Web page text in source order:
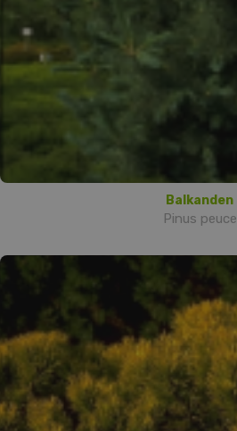
Balkanden
Pinus peuce